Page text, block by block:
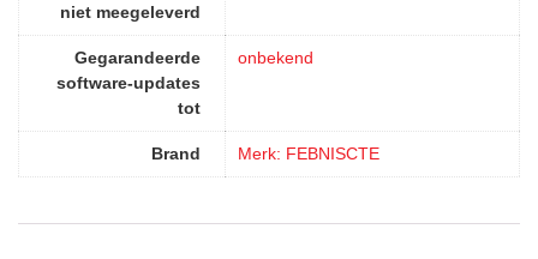
niet meegeleverd
Gegarandeerde
software-updates
tot
‎onbekend
Brand Merk: FEBNISCTE